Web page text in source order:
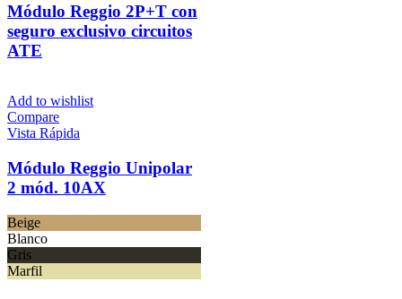
Módulo Reggio 2P+T con
seguro exclusivo circuitos
ATE
Add to wishlist
Compare
Vista Rápida
Módulo Reggio Unipolar
2 mód. 10AX
Beige
Blanco
Gris
Marfil